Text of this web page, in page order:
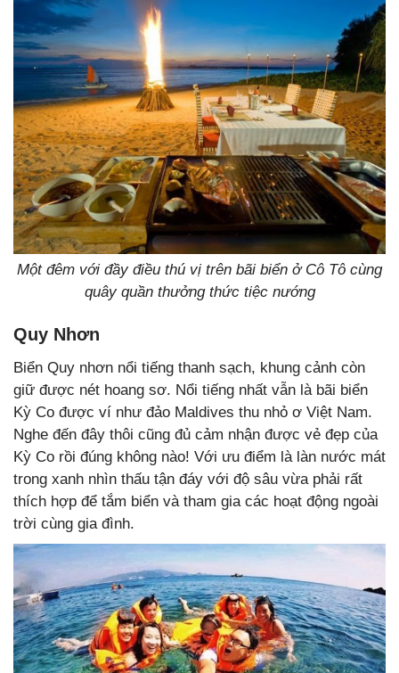
Một đêm với đầy điều thú vị trên bãi biển ở Cô Tô cùng
quây quần thưởng thức tiệc nướng
Quy Nhơn
Biển Quy nhơn nổi tiếng thanh sạch, khung cảnh còn
giữ được nét hoang sơ. Nổi tiếng nhất vẫn là bãi biển
Kỳ Co được ví như đảo Maldives thu nhỏ ơ Việt Nam.
Nghe đến đây thôi cũng đủ cảm nhận được vẻ đẹp của
Kỳ Co rồi đúng không nào! Với ưu điểm là làn nước mát
trong xanh nhìn thấu tận đáy với độ sâu vừa phải rất
thích hợp để tắm biển và tham gia các hoạt động ngoài
trời cùng gia đình.